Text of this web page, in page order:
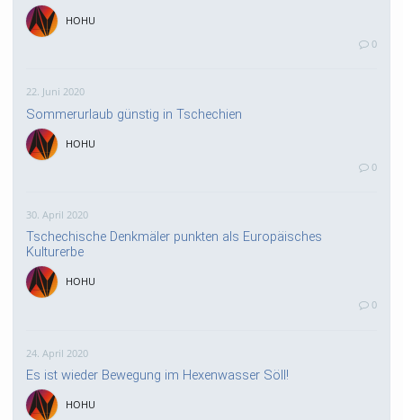
HOHU
0
22. Juni 2020
Sommerurlaub günstig in Tschechien
HOHU
0
30. April 2020
Tschechische Denkmäler punkten als Europäisches
Kulturerbe
HOHU
0
24. April 2020
Es ist wieder Bewegung im Hexenwasser Söll!
HOHU